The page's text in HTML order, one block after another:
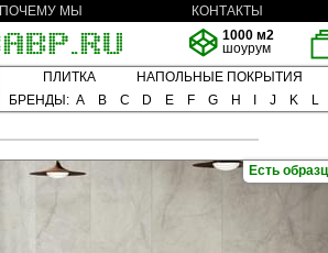
ПОЧЕМУ МЫ
КОНТАКТЫ
1000 м2
шоурум
ПЛИТКА
НАПОЛЬНЫЕ ПОКРЫТИЯ
БРЕНДЫ: A B C D E F G H J K L
Есть